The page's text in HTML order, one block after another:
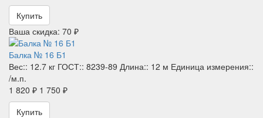
Купить
Ваша скидка: 70 ₽
Балка № 16 Б1
Вес:: 12.7 кг ГОСТ:: 8239-89 Длина:: 12 м Единица измерения::
/м.п.
1 820 ₽ 1 750 ₽
Купить